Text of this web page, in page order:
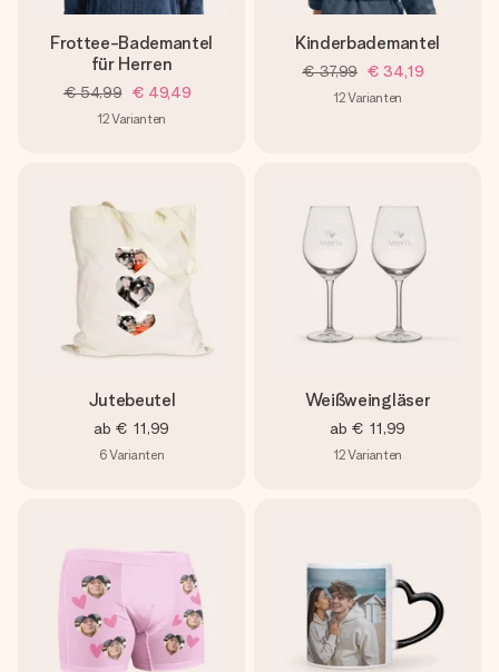
Frottee-Bademantel
für Herren
€ 54,99 € 49,49
12Varianten
Kinderbademantel
€ 37,99 € 34,19
12Varianten
Jutebeutel
ab € 11,99
6Varianten
Weißweingläser
ab € 11,99
12Varianten